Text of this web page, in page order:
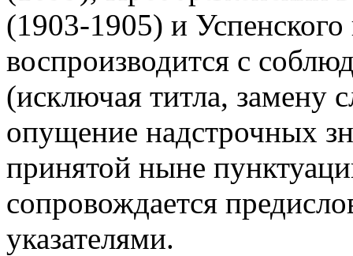
(1903-1905) и
воспроизводится с
(исключая титла, замену
опущение надстрочных
принятой ныне
сопровождается
указателями.